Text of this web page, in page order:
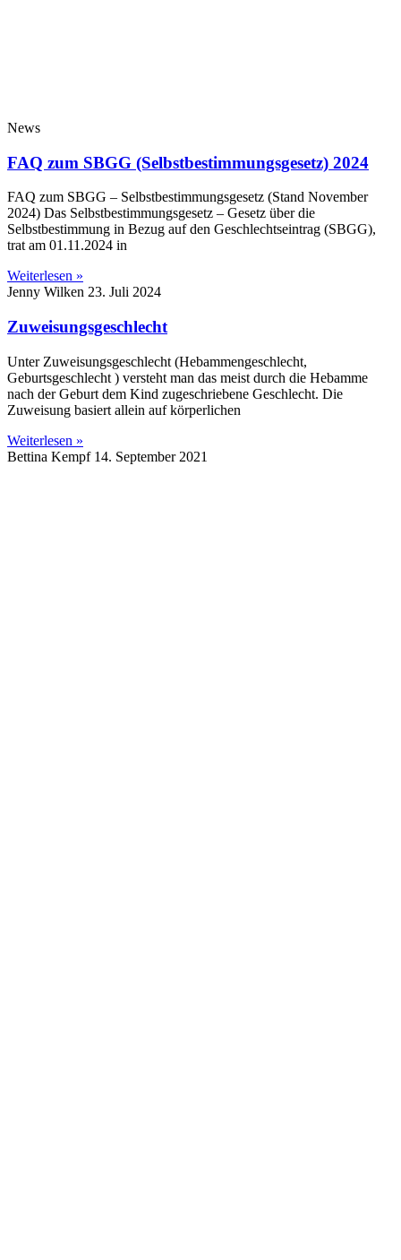
News
FAQ zum SBGG (Selbstbestimmungsgesetz) 2024
FAQ zum SBGG – Selbstbestimmungsgesetz (Stand November
2024) Das Selbstbestimmungsgesetz – Gesetz über die
Selbstbestimmung in Bezug auf den Geschlechtseintrag (SBGG),
trat am 01.11.2024 in
Weiterlesen »
Jenny Wilken 23. Juli 2024
Zuweisungsgeschlecht
Unter Zuweisungsgeschlecht (Hebammengeschlecht,
Geburtsgeschlecht ) versteht man das meist durch die Hebamme
nach der Geburt dem Kind zugeschriebene Geschlecht. Die
Zuweisung basiert allein auf körperlichen
Weiterlesen »
Bettina Kempf 14. September 2021